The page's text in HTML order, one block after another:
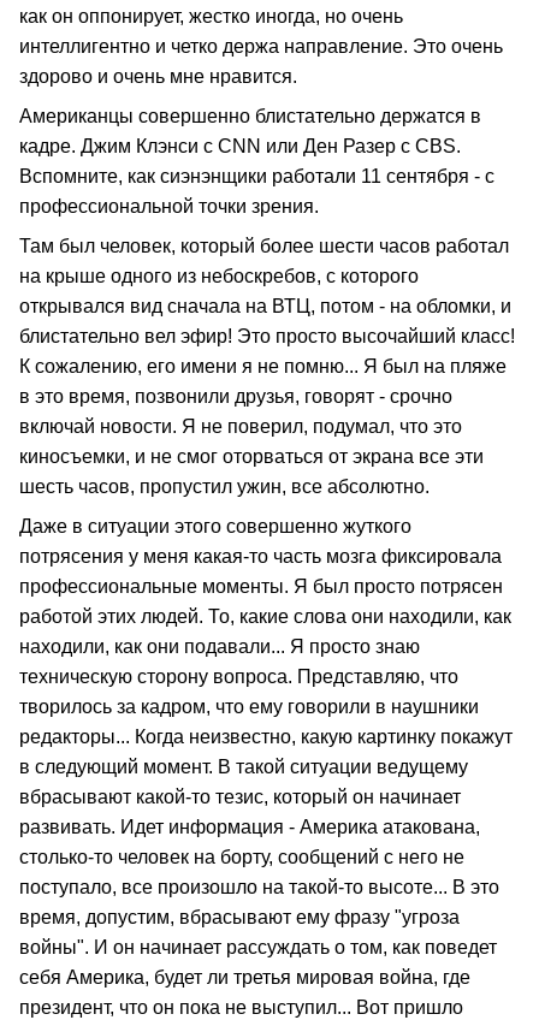
как он оппонирует, жестко иногда, но очень
интеллигентно и четко держа направление. Это очень
здорово и очень мне нравится.
Американцы совершенно блистательно держатся в
кадре. Джим Клэнси с CNN или Ден Разер с CBS.
Вспомните, как сиэнэнщики работали 11 сентября - с
профессиональной точки зрения.
Там был человек, который более шести часов работал
на крыше одного из небоскребов, с которого
открывался вид сначала на ВТЦ, потом - на обломки, и
блистательно вел эфир! Это просто высочайший класс!
К сожалению, его имени я не помню... Я был на пляже
в это время, позвонили друзья, говорят - срочно
включай новости. Я не поверил, подумал, что это
киносъемки, и не смог оторваться от экрана все эти
шесть часов, пропустил ужин, все абсолютно.
Даже в ситуации этого совершенно жуткого
потрясения у меня какая-то часть мозга фиксировала
профессиональные моменты. Я был просто потрясен
работой этих людей. То, какие слова они находили, как
находили, как они подавали... Я просто знаю
техническую сторону вопроса. Представляю, что
творилось за кадром, что ему говорили в наушники
редакторы... Когда неизвестно, какую картинку покажут
в следующий момент. В такой ситуации ведущему
вбрасывают какой-то тезис, который он начинает
развивать. Идет информация - Америка атакована,
столько-то человек на борту, сообщений с него не
поступало, все произошло на такой-то высоте... В это
время, допустим, вбрасывают ему фразу "угроза
войны". И он начинает рассуждать о том, как поведет
себя Америка, будет ли третья мировая война, где
президент, что он пока не выступил... Вот пришло